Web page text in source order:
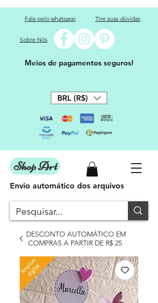
Fale pelo whatsapp Tire suas dúvidas
Sobre Nós
Meios de pagamentos seguros!
BRL (R$)
Shop Art
DESCONTO AUTOMÁTICO EM
COMPRAS A PARTIR DE R$ 25
Envio automático dos arquivos